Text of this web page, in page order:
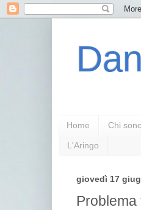
Home Chi sono
L'Aringo
giovedì 17